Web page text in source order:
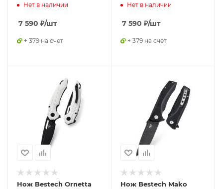
Нет в наличии
7 590 ₽/шт
+ 379 на счет
Нет в наличии
7 590 ₽/шт
+ 379 на счет
Нож Bestech Ornetta
Нож Bestech Mako